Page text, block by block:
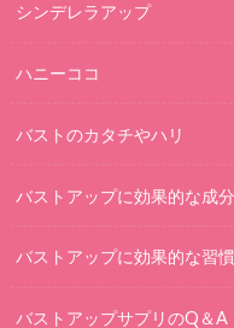
シンデレラアップ
ハニーココ
バストのカタチやハリ
バストアップに効果的な成分
バストアップに効果的な習慣
バストアップサプリのQ＆A